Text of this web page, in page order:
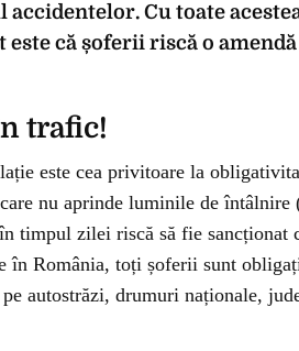
Cu toate
este că șoferii riscă o amendă
trafic!
este cea privitoare la
nu aprinde luminile de întâlnire
timpul zilei riscă să fie sancționat
România, toți șoferii sunt
autostrăzi, drumuri naționale,